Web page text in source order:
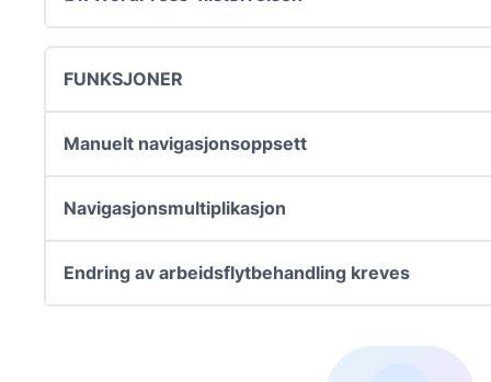
FUNKSJONER
Manuelt navigasjonsoppsett
Navigasjonsmultiplikasjon
Endring av arbeidsflytbehandling kreves